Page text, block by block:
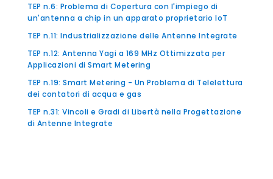
TEP n.6: Problema di Copertura con l'impiego di
un'antenna a chip in un apparato proprietario IoT
TEP n.11: Industrializzazione delle Antenne Integrate
TEP n.12: Antenna Yagi a 169 MHz Ottimizzata per
Applicazioni di Smart Metering
TEP n.19: Smart Metering - Un Problema di Telelettura
dei contatori di acqua e gas
TEP n.31: Vincoli e Gradi di Libertà nella Progettazione
di Antenne Integrate